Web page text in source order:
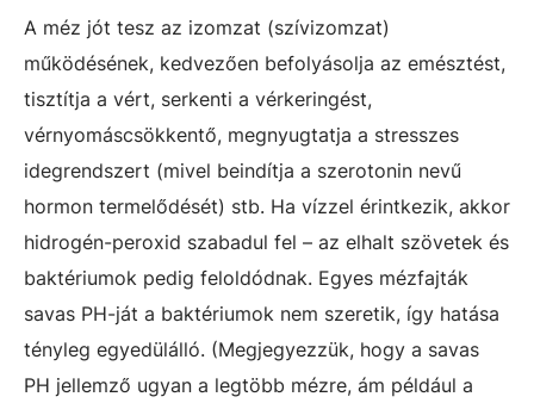
A méz jót tesz az izomzat (szívizomzat)
működésének, kedvezően befolyásolja az emésztést,
tisztítja a vért, serkenti a vérkeringést,
vérnyomáscsökkentő, megnyugtatja a stresszes
idegrendszert (mivel beindítja a szerotonin nevű
hormon termelődését) stb. Ha vízzel érintkezik, akkor
hidrogén-peroxid szabadul fel – az elhalt szövetek és
baktériumok pedig feloldódnak. Egyes mézfajták
savas PH-ját a baktériumok nem szeretik, így hatása
tényleg egyedülálló. (Megjegyezzük, hogy a savas
PH jellemző ugyan a legtöbb mézre, ám például a